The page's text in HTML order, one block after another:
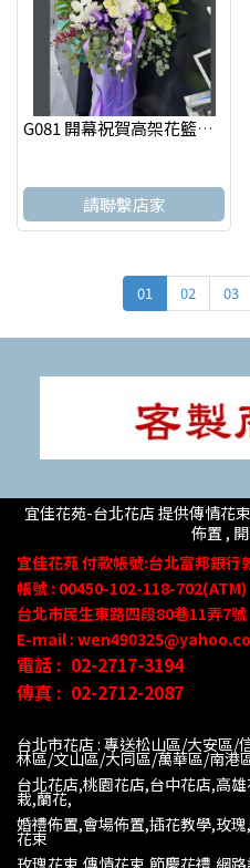
G081 開幕祝賀高架花籃、開幕藝術花籃 慶祝榮陞、開幕喬遷(一個)
請聯繫店家
01 02 03
宜佳花苑-台北花店 提供傳情花
佈置 ,
宜佳花苑付款帳號:台北富邦銀行
帳號 : 00450-102-118-702(ATM)
台北市民生東路四段80巷11弄7號
E-mail :
電話 : 02-2717-3194
傳真 : 02-2712-2087
台北市花店 : 專送松山區/大安區
林區/文山區/大同區/萬華區/南港
台北花店,桃園花店,台中花店,高
栽,蘭花,
婚禮佈置,會場佈置,插花教學,玫
花束